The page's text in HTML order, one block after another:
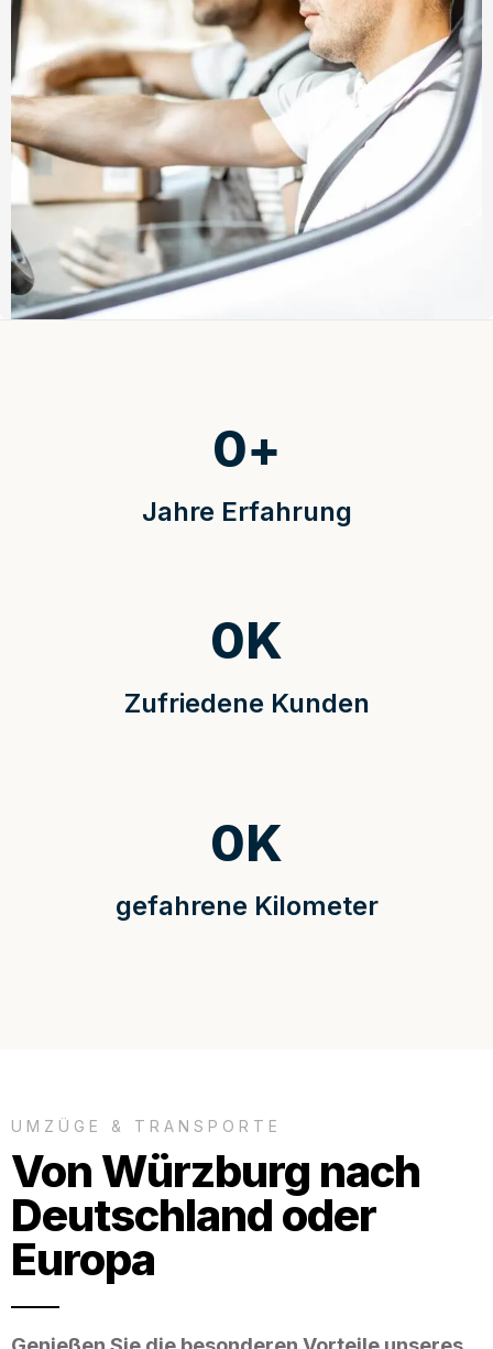
Jahre Erfahrung
0+
Zufriedene Kunden
0K
gefahrene Kilometer
0K
UMZÜGE & TRANSPORTE
Von Würzburg nach
Deutschland oder
Europa